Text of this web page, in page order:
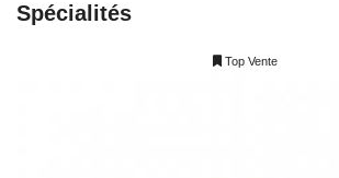
Spécialités
Top Vente